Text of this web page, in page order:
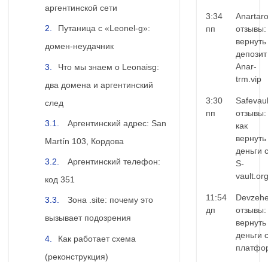
аргентинской сети
Путаница с «Leonel-g»:
домен-неудачник
Что мы знаем о Leonaisg:
два домена и аргентинский
след
Аргентинский адрес: San
Martín 103, Кордова
Аргентинский телефон:
код 351
Зона .site: почему это
вызывает подозрения
Как работает схема
(реконструкция)
3:34
пп
отзывы:
вернуть
Anar-
trm.vip
3:30
пп
отзывы:
как
вернуть
деньги с
S-
vault.org
11:54
дп
отзывы:
вернуть
деньги с